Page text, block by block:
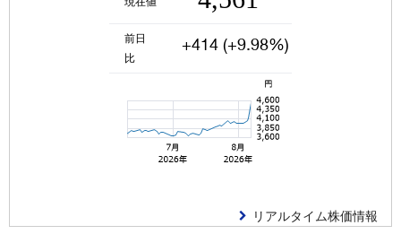
ご質問および注意事項
リアルタイム株価情報
第133回定時株主総会招集ご通知 その他の電子提供
【ご参考】 第133回定時株主総会招集ご通知(サマ
第132回定時株主総会資料
第132回定時株主総会 議決権行使結果 [PDF/121KB]